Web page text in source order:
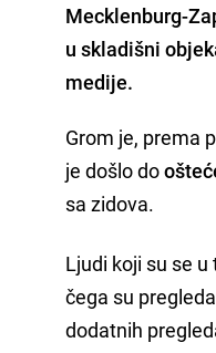
Mecklenburg-
u skladišni
medije.
Grom je, prema
je došlo do
sa zidova.
Ljudi koji su se
čega su
dodatnih